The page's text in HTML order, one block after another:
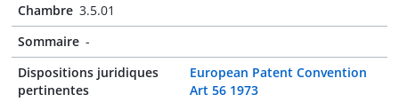
Chambre 3.5.01
Sommaire -
Dispositions juridiques
pertinentes
European Patent Convention
Art 56 1973